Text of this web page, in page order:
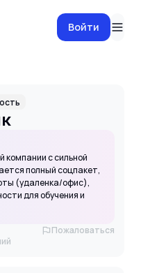
Войти
компании с сильной
полный соцпакет,
(удаленка/офис),
для обучения и
Пожаловаться